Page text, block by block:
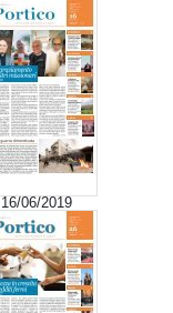
16/06/2019